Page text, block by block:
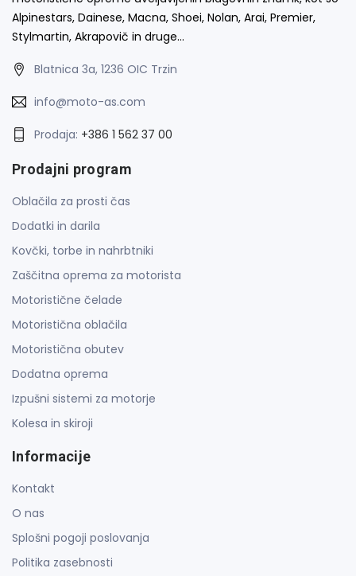
Alpinestars, Dainese, Macna, Shoei, Nolan, Arai, Premier,
Stylmartin, Akrapovič in druge…
Blatnica 3a, 1236 OIC Trzin
info@moto-as.com
Prodaja: +386 1 562 37 00
Prodajni program
Oblačila za prosti čas
Dodatki in darila
Kovčki, torbe in nahrbtniki
Zaščitna oprema za motorista
Motoristične čelade
Motoristična oblačila
Motoristična obutev
Dodatna oprema
Izpušni sistemi za motorje
Kolesa in skiroji
Informacije
Kontakt
O nas
Splošni pogoji poslovanja
Politika zasebnosti